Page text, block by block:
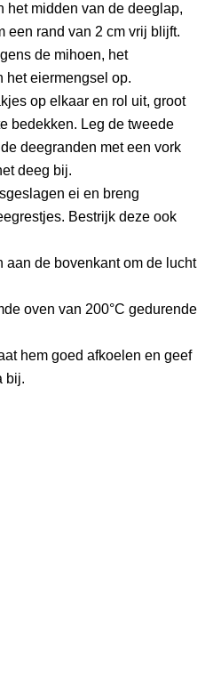
het midden van de deeglap,
een rand van 2 cm vrij blijft.
de mihoen, het
het eiermengsel op.
op elkaar en rol uit, groot
bedekken. Leg de tweede
deegranden met een vork
deeg bij.
ei en breng
Bestrijk deze ook
aan de bovenkant om de lucht
oven van 200°C gedurende
hem goed afkoelen en geef
bij.